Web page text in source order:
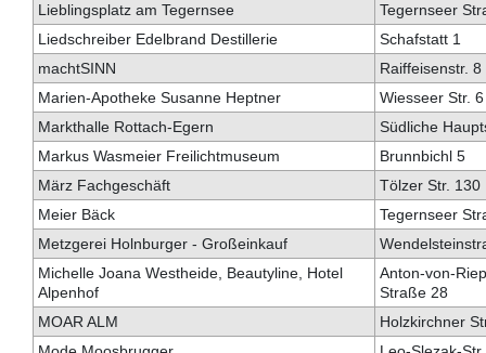
Lieblingsplatz am Tegernsee
Tegernseer
Liedschreiber Edelbrand Destillerie
Schafstatt 1
machtSINN
Raiffeisenstr. 8
Marien-Apotheke Susanne Heptner
Wiesseer Str. 6
Markthalle Rottach-Egern
Südliche
Markus Wasmeier Freilichtmuseum
Brunnbichl 5
März Fachgeschäft
Tölzer Str. 130
Meier Bäck
Tegernseer
Metzgerei Holnburger - Großeinkauf
Michelle Joana Westheide, Beautyline, Hotel
Alpenhof
Anton-von-
Straße 28
MOAR ALM
Holzkirchner